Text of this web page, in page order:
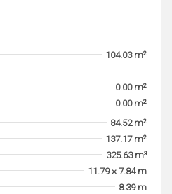
104.03 m²
0.00 m²
0.00 m²
84.52 m²
137.17 m²
325.63 m³
11.79 × 7.84 m
8.39 m